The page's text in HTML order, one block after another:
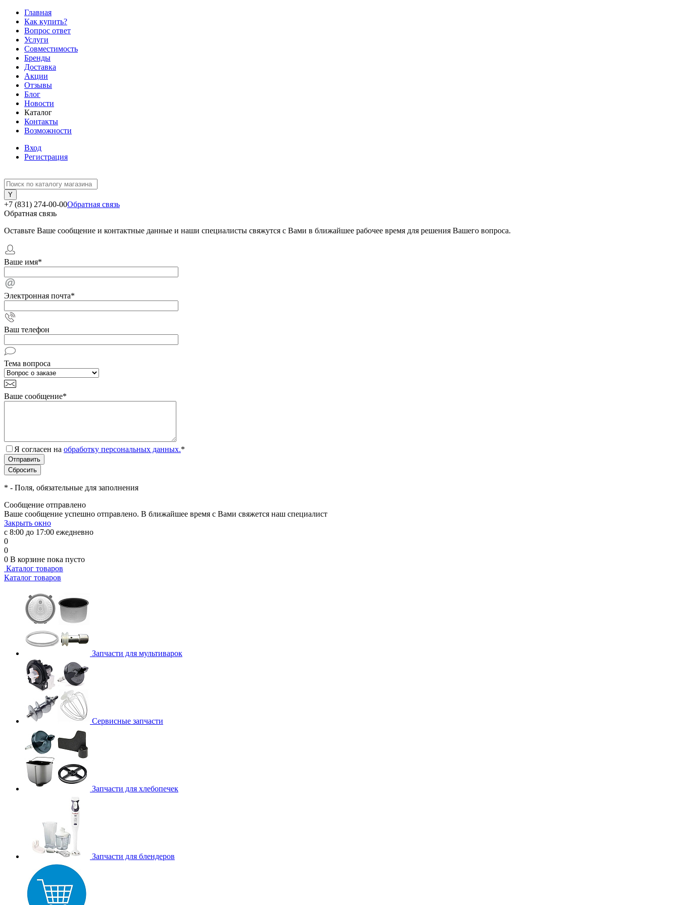
Главная
Как купить?
Вопрос ответ
Услуги
Совместимость
Бренды
Доставка
Акции
Отзывы
Блог
Новости
Каталог
Контакты
Возможности
Вход
Регистрация
+7 (831) 274-00-00Обратная связь
Обратная связь
Оставьте Ваше сообщение и контактные данные и наши специалисты свяжутся с Вами в ближайшее рабочее время для решения Вашего вопроса.
Ваше имя*
Электронная почта*
Ваш телефон
Тема вопроса
Ваше сообщение*
Я согласен на обработку персональных данных.*
* - Поля, обязательные для заполнения
Сообщение отправлено
Ваше сообщение успешно отправлено. В ближайшее время с Вами свяжется наш специалист
Закрыть окно
с 8:00 до 17:00 ежедневно
0
0
0 В корзине пока пусто
Каталог товаров
Каталог товаров
Запчасти для мультиварок
Сервисные запчасти
Запчасти для хлебопечек
Запчасти для блендеров